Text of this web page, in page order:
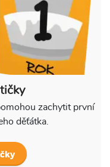
zachytit první
děťátka.